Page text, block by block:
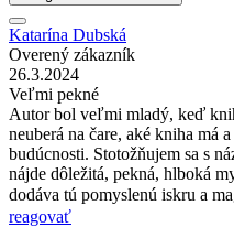
Katarína Dubská
Overený zákazník
26.3.2024
Veľmi pekné
Autor bol veľmi mladý, keď
neuberá na čare, aké kniha má
budúcnosti. Stotožňujem sa s
nájde dôležitá, pekná, hlboká
dodáva tú pomyslenú iskru a
reagovať